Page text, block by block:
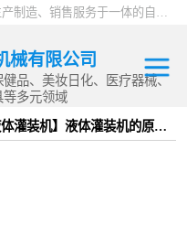
上海圣起包装机械有限公司，是集研发、设计、生产制造、销售服务于一体的自动化高新科技企业。企业成立于2004年，注册资本1000万元，总占地面积约15000平方。 企业发展二十余年以来，一直专注于自动化设备这一朝阳行业，致力于为制药、食品、日化、化工、物流、仓储等行业提供一站式智能包装解决方案。服务用户覆盖全国各省市以及海内外，产品远销全球，2024 年度总产值9000万。
械有限公司
品、美妆日化、医疗器械、
等多元领域
灌装机】液体灌装机的原理特性